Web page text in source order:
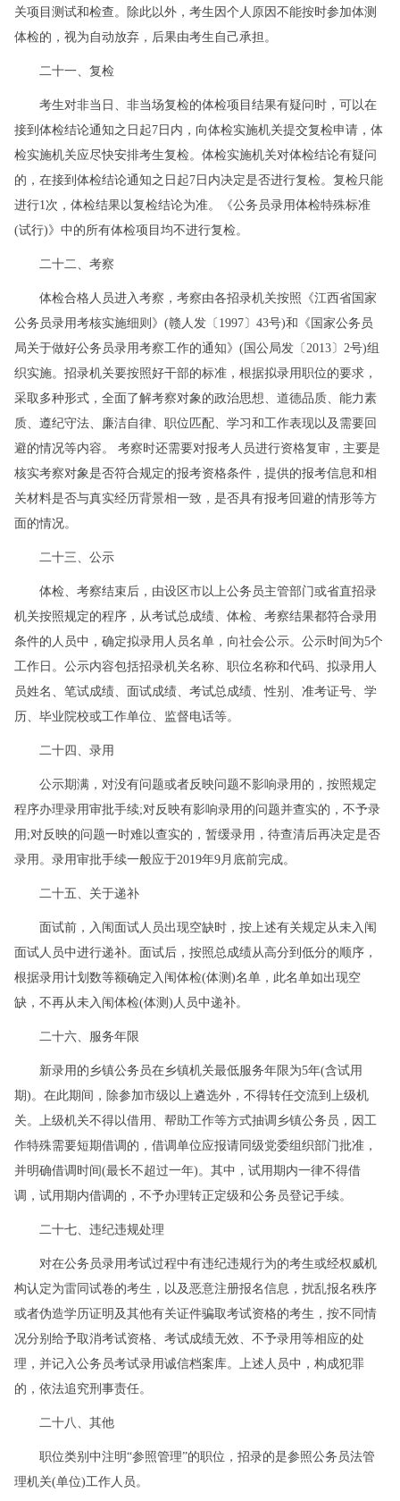
关项目测试和检查。除此以外，考生因个人原因不能按时参加体测
体检的，视为自动放弃，后果由考生自己承担。
二十一、复检
考生对非当日、非当场复检的体检项目结果有疑问时，可以在
接到体检结论通知之日起7日内，向体检实施机关提交复检申请，体
检实施机关应尽快安排考生复检。体检实施机关对体检结论有疑问
的，在接到体检结论通知之日起7日内决定是否进行复检。复检只能
进行1次，体检结果以复检结论为准。《公务员录用体检特殊标准
(试行)》中的所有体检项目均不进行复检。
二十二、考察
体检合格人员进入考察，考察由各招录机关按照《江西省国家
公务员录用考核实施细则》(赣人发〔1997〕43号)和《国家公务员
局关于做好公务员录用考察工作的通知》(国公局发〔2013〕2号)组
织实施。招录机关要按照好干部的标准，根据拟录用职位的要求，
采取多种形式，全面了解考察对象的政治思想、道德品质、能力素
质、遵纪守法、廉洁自律、职位匹配、学习和工作表现以及需要回
避的情况等内容。 考察时还需要对报考人员进行资格复审，主要是
核实考察对象是否符合规定的报考资格条件，提供的报考信息和相
关材料是否与真实经历背景相一致，是否具有报考回避的情形等方
面的情况。
二十三、公示
体检、考察结束后，由设区市以上公务员主管部门或省直招录
机关按照规定的程序，从考试总成绩、体检、考察结果都符合录用
条件的人员中，确定拟录用人员名单，向社会公示。公示时间为5个
工作日。公示内容包括招录机关名称、职位名称和代码、拟录用人
员姓名、笔试成绩、面试成绩、考试总成绩、性别、准考证号、学
历、毕业院校或工作单位、监督电话等。
二十四、录用
公示期满，对没有问题或者反映问题不影响录用的，按照规定
程序办理录用审批手续;对反映有影响录用的问题并查实的，不予录
用;对反映的问题一时难以查实的，暂缓录用，待查清后再决定是否
录用。录用审批手续一般应于2019年9月底前完成。
二十五、关于递补
面试前，入闱面试人员出现空缺时，按上述有关规定从未入闱
面试人员中进行递补。面试后，按照总成绩从高分到低分的顺序，
根据录用计划数等额确定入闱体检(体测)名单，此名单如出现空
缺，不再从未入闱体检(体测)人员中递补。
二十六、服务年限
新录用的乡镇公务员在乡镇机关最低服务年限为5年(含试用
期)。在此期间，除参加市级以上遴选外，不得转任交流到上级机
关。上级机关不得以借用、帮助工作等方式抽调乡镇公务员，因工
作特殊需要短期借调的，借调单位应报请同级党委组织部门批准，
并明确借调时间(最长不超过一年)。其中，试用期内一律不得借
调，试用期内借调的，不予办理转正定级和公务员登记手续。
二十七、违纪违规处理
对在公务员录用考试过程中有违纪违规行为的考生或经权威机
构认定为雷同试卷的考生，以及恶意注册报名信息，扰乱报名秩序
或者伪造学历证明及其他有关证件骗取考试资格的考生，按不同情
况分别给予取消考试资格、考试成绩无效、不予录用等相应的处
理，并记入公务员考试录用诚信档案库。上述人员中，构成犯罪
的，依法追究刑事责任。
二十八、其他
职位类别中注明“参照管理”的职位，招录的是参照公务员法管
理机关(单位)工作人员。